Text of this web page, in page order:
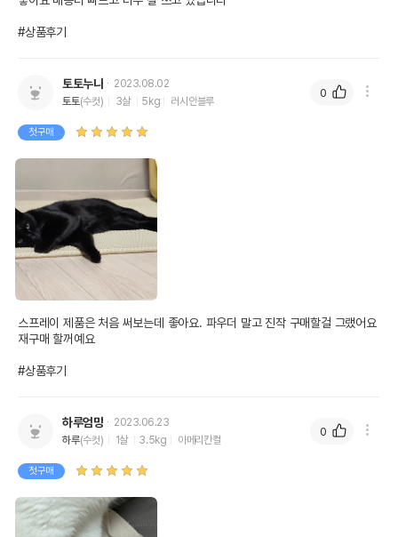
#상품후기
토토누나
2023.08.02
토토(수컷) 3살 5kg 러시안블루
첫구매
스프레이 제품은 처음 써보는데 좋아요. 파우더 말고 진작 구매할걸 그랬어요
재구매 할꺼예요
#상품후기
0
하루엄망
2023.06.23
하루(수컷) 1살 3.5kg 아메리칸컬
첫구매
0